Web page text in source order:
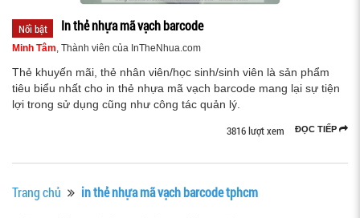
Nổi bật In thẻ nhựa mã vạch barcode
Minh Tâm, Thành viên của InTheNhua.com
Thẻ khuyến mãi, thẻ nhân viên/học sinh/sinh viên là sản phẩm
tiêu biểu nhất cho in thẻ nhựa mã vạch barcode mang lại sự tiện
lợi trong sử dụng cũng như công tác quản lý.
ĐỌC TIẾP
3816 lượt xem
Trang chủ in thẻ nhựa mã vạch barcode tphcm